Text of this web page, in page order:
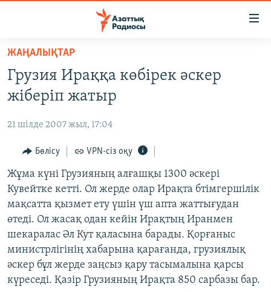
Skip
main
content
to
Navigation
Skip
to
Search
САЯСАТ
AZATTYQTV
ҚАҢТАР ОҚИҒАСЫ
АДАМ ҚҰҚЫҚТАРЫ
ӘЛЕУМЕТ
ӘЛЕМ
АРНАЙЫ ЖОБАЛАР
Русский
ЖАЗЫЛЫҢЫЗ
ЖАҢАЛЫҚТАР
Грузия Ираққа көбірек әскер
жіберіп жатыр
21 шілде 2007 жыл, 17:04
Бөлісу VPN-сіз оқу
Жұма күні Грузияның алғашқы 1300 әскері
Кувейтке кетті. Ол жерде олар Ирақта бтімгершілік
мақсатта қызмет ету үшін үш апта жаттығудан
өтеді. Ол жасақ одан кейін Ирақтың Иранмен
шекаралас Әл Кут қаласына барады. Қорғаныс
министрлігінің хабарына қарағанда, грузиялық
әскер бұл жерде заңсыз қару тасымалына қарсы
күреседі. Қазір Грузияның Ирақта 850 сарбазы бар.